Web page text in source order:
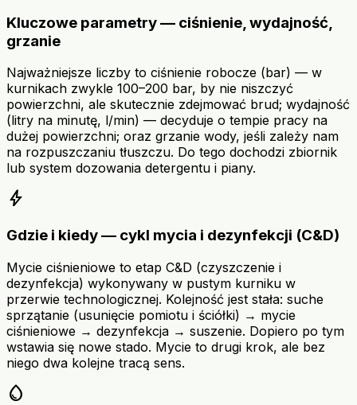
Kluczowe parametry — ciśnienie, wydajność,
grzanie
Najważniejsze liczby to ciśnienie robocze (bar) — w
kurnikach zwykle 100–200 bar, by nie niszczyć
powierzchni, ale skutecznie zdejmować brud; wydajność
(litry na minutę, l/min) — decyduje o tempie pracy na
dużej powierzchni; oraz grzanie wody, jeśli zależy nam
na rozpuszczaniu tłuszczu. Do tego dochodzi zbiornik
lub system dozowania detergentu i piany.
bolt
Gdzie i kiedy — cykl mycia i dezynfekcji (C&D)
Mycie ciśnieniowe to etap C&D (czyszczenie i
dezynfekcja) wykonywany w pustym kurniku w
przerwie technologicznej. Kolejność jest stała: suche
sprzątanie (usunięcie pomiotu i ściółki) → mycie
ciśnieniowe → dezynfekcja → suszenie. Dopiero po tym
wstawia się nowe stado. Mycie to drugi krok, ale bez
niego dwa kolejne tracą sens.
water_drop